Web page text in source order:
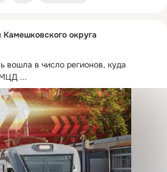
округа
вошла в число регионов, куда
МЦД ...